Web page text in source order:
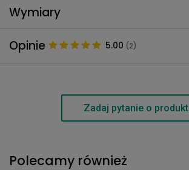
Wymiary
Opinie 5.00 (2)
Zadaj pytanie o produkt
Polecamy również